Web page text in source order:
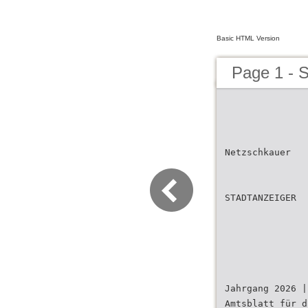
Basic HTML Version
Page 1 -
Netzschkauer
STADTANZEIGER
Jahrgang 2026
Amtsblatt für